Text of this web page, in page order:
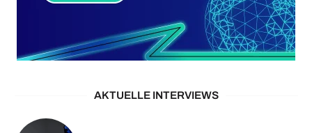
AKTUELLE INTERVIEWS